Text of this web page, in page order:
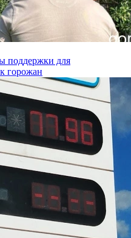
поддержки для
горожан